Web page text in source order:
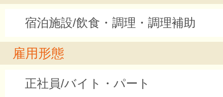
宿泊施設/飲食・調理・調理補助
雇用形態
正社員/バイト・パート